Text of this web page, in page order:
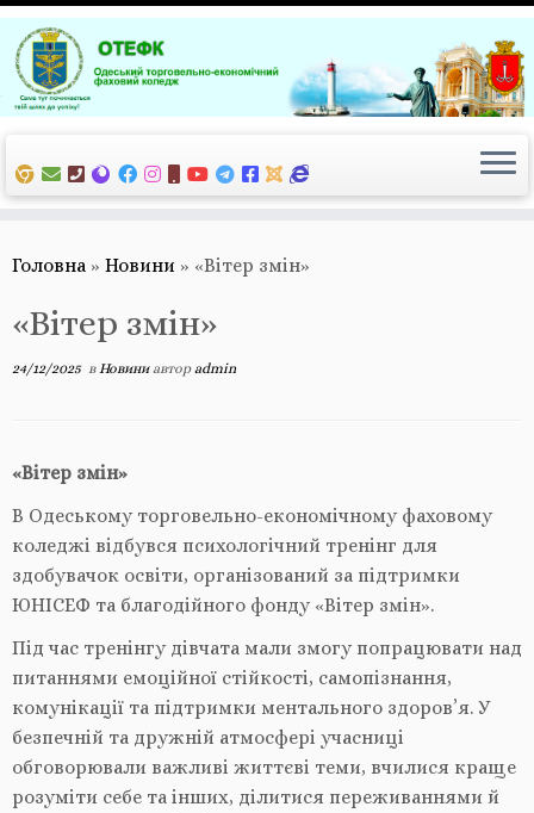
Перейти
до
вмісту
Головна » Новини » «Вітер змін»
«Вітер змін»
24/12/2025в Новиниавторadmin
«Вітер змін»
В Одеському торговельно-економічному фаховому
коледжі відбувся психологічний тренінг для
здобувачок освіти, організований за підтримки
ЮНІСЕФ та благодійного фонду «Вітер змін».
Під час тренінгу дівчата мали змогу попрацювати над
питаннями емоційної стійкості, самопізнання,
комунікації та підтримки ментального здоров’я. У
безпечній та дружній атмосфері учасниці
обговорювали важливі життєві теми, вчилися краще
розуміти себе та інших, ділитися переживаннями й